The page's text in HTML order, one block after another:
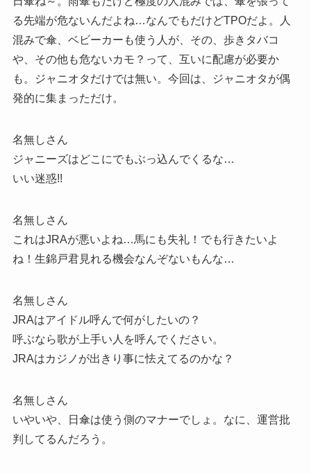
る先端が危ないんだよね…なんでもだけどTPOだよ。人
混みで傘、ベビーカーも使う人が、その、歩きタバコ
や、その他も危ないカモ？って、互いに配慮が必要か
も。ジャニオタだけでは無い。今回は、ジャニオタが偶
発的に集まっただけ。
名無しさん
ジャニーズはどこにでもぶっ込んでくるな…
いい迷惑!!
名無しさん
これはJRAが悪いよね…馬にも失礼！でも行きたいよ
ね！生錦戸君見れる機会なんぞないもんな…
名無しさん
JRAはアイドル呼んで何がしたいの？
呼ぶなら歌が上手い人を呼んでください。
JRAはカジノが出きり事に怯えてるのかな？
名無しさん
いやいや、日傘は使う側のマナーでしょ。なに、運営批
判してるんだろう。